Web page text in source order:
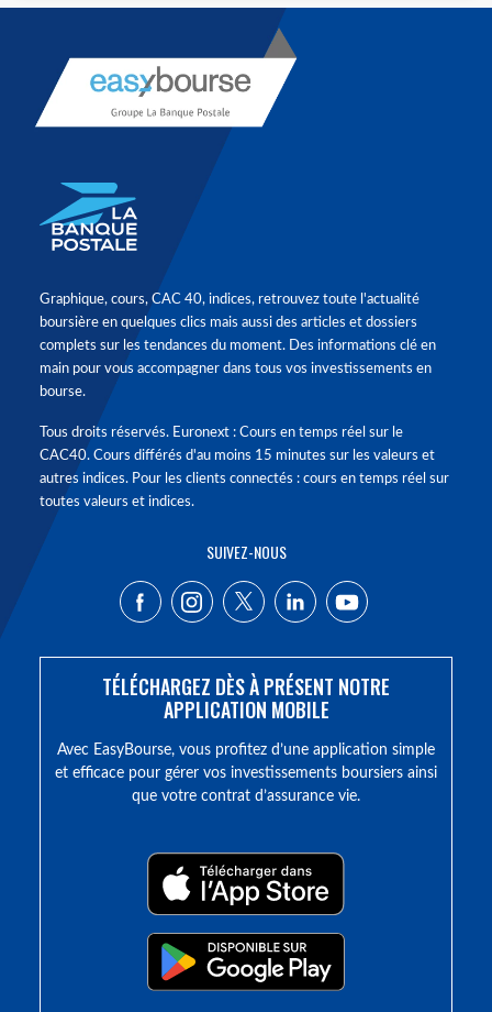
Graphique, cours, CAC 40, indices, retrouvez toute l'actualité
boursière en quelques clics mais aussi des articles et dossiers
complets sur les tendances du moment. Des informations clé en
main pour vous accompagner dans tous vos investissements en
bourse.
Tous droits réservés. Euronext : Cours en temps réel sur le
CAC40. Cours différés d'au moins 15 minutes sur les valeurs et
autres indices. Pour les clients connectés : cours en temps réel sur
toutes valeurs et indices.
SUIVEZ-NOUS
TÉLÉCHARGEZ DÈS À PRÉSENT NOTRE
APPLICATION MOBILE
Avec EasyBourse, vous profitez d’une application simple
et efficace pour gérer vos investissements boursiers ainsi
que votre contrat d’assurance vie.